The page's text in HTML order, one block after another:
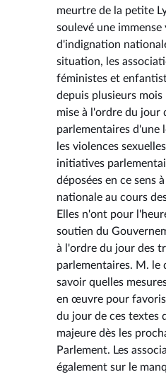
meurtre de la petite
soulevé une immense
d'indignation
situation, les
féministes et
depuis plusieurs
mise à l'ordre du jour
parlementaires d'une
les violences
initiatives
déposées en ce sens
nationale au cours
Elles n'ont pour
soutien du
à l'ordre du jour des
parlementaires. M. le
savoir quelles
en œuvre pour
du jour de ces textes
majeure dès les
Parlement. Les
également sur le